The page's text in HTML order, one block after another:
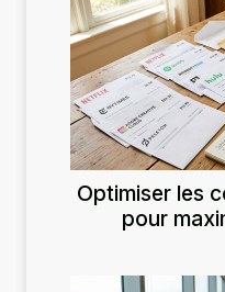
Optimiser les
pour